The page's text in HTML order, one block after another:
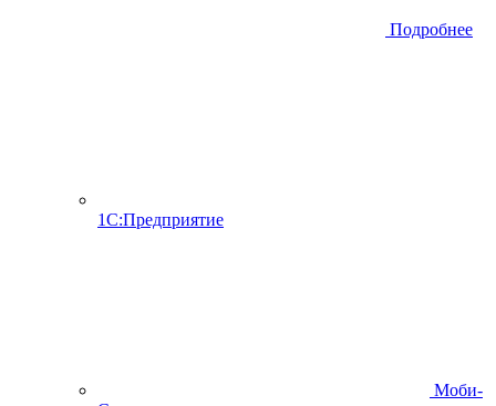
Подробнее
1С:Предприятие
Моби-